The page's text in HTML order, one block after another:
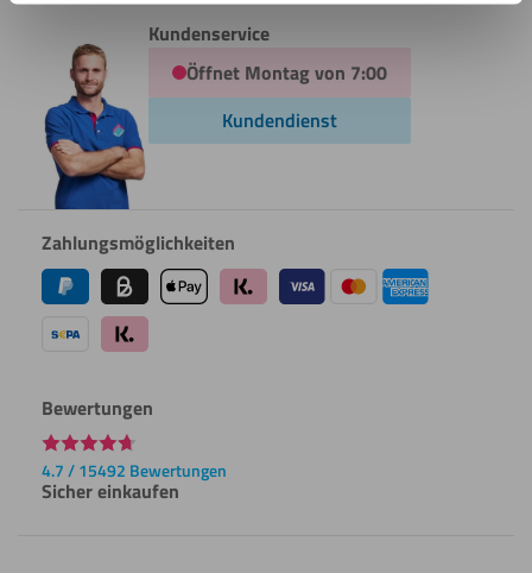
Kundenservice
Öffnet Montag von 7:00
Kundendienst
Zahlungsmöglichkeiten
Bewertungen
4.7 / 15492 Bewertungen
Sicher einkaufen